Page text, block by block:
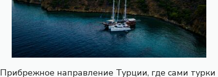
Прибрежное направление Турции, где сами турки